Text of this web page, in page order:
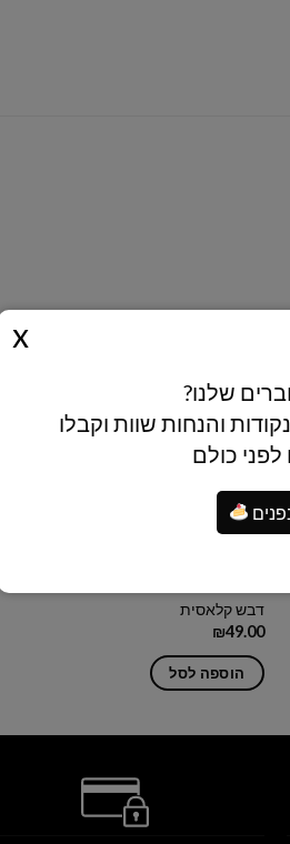
לזמן מוגבל!
דבש קלאסית
₪49.00
הוספה לסל
שלנו?
והנחות שוות וקבלו
לפני כולם